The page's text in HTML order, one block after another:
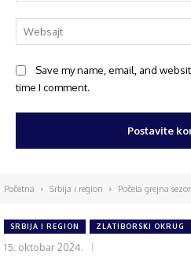
Save my name, email, and
time I comment.